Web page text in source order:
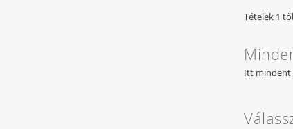
Tételek 1
Itt mindent